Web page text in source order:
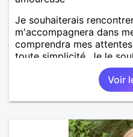
Je souhaiterais
m'accompagnera dans
comprendra mes
toute simplicité. Je le
Voir